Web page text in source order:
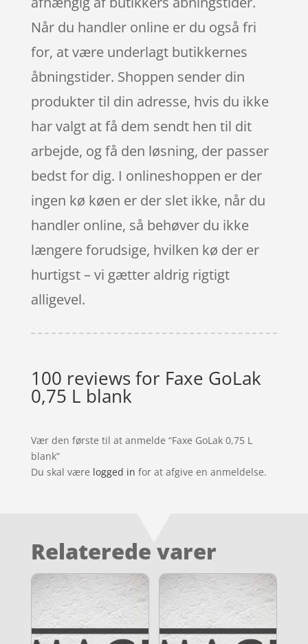
Når du handler online er du også fri
for, at være underlagt butikkernes
åbningstider. Shoppen sender din
produkter til din adresse, hvis du ikke
har valgt at få dem sendt hen til dit
arbejde, og få den løsning, der passer
bedst for dig. I onlineshoppen er der
ingen kø køen er der slet ikke, når du
handler online, så behøver du ikke
længere forudsige, hvilken kø der er
hurtigst – vi gætter aldrig rigtigt
alligevel.
100 reviews for Faxe GoLak
0,75 L blank
Vær den første til at anmelde “Faxe GoLak 0,75 L
blank”
Du skal være logged in for at afgive en anmeldelse.
Relaterede varer